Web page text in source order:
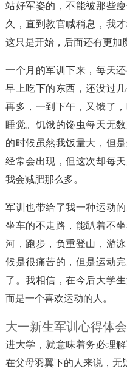
站好军姿的，不能被那些
久，直到教官喊稍息，我
这只是开始，后面还有更加
一个月的军训下来，每天
早上吃下的东西，还没过
再多，一到下午，又饿了
睡觉。饥饿的馋虫每天无
的时候虽然我饭量大，但
经常会出现，但这次却每
我会减肥那么多。
军训也带给了我一种运动
坐车的不走路，能趴着不
河，跑步，负重登山，游
候是很痛苦的，但是运动
了。我相信，在今后大学
而是一个喜欢运动的人。
大一新生军训心得体
进大学，就意味着务必理
在父母羽翼下的人来说，无